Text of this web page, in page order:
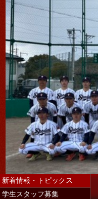
新着情報・トピックス
学生スタッフ募集